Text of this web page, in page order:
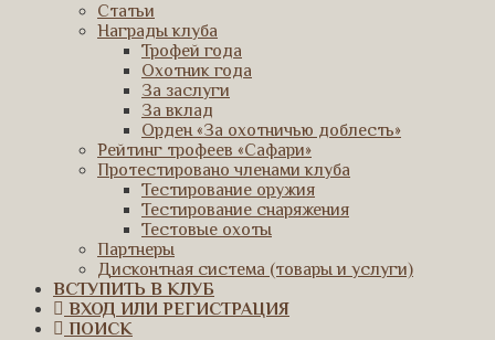
Статьи
Награды клуба
Трофей года
Охотник года
За заслуги
За вклад
Орден «За охотничью доблесть»
Рейтинг трофеев «Сафари»
Протестировано членами клуба
Тестирование оружия
Тестирование снаряжения
Тестовые охоты
Партнеры
Дисконтная система (товары и услуги)
ВСТУПИТЬ В КЛУБ
ВХОД ИЛИ РЕГИСТРАЦИЯ
ПОИСК